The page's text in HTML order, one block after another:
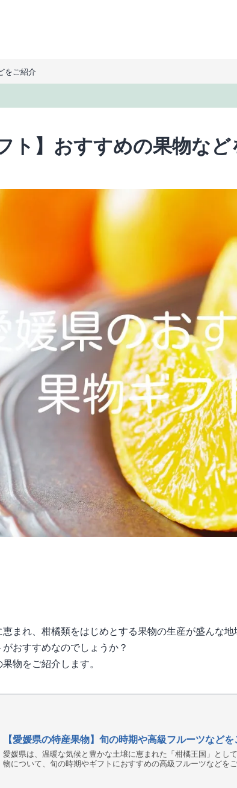
をご紹介
ト】おすすめの果物な
まれ、柑橘類をはじめとする果物の生産が盛んな地
おすすめなのでしょうか？
物をご紹介します。
【愛媛県の特産果物】旬の時期や高級フルーツなど
愛媛県は、温暖な気候と豊かな土壌に恵まれた「柑橘王国」とし
物について、旬の時期やギフトにおすすめの高級フルーツなどをご